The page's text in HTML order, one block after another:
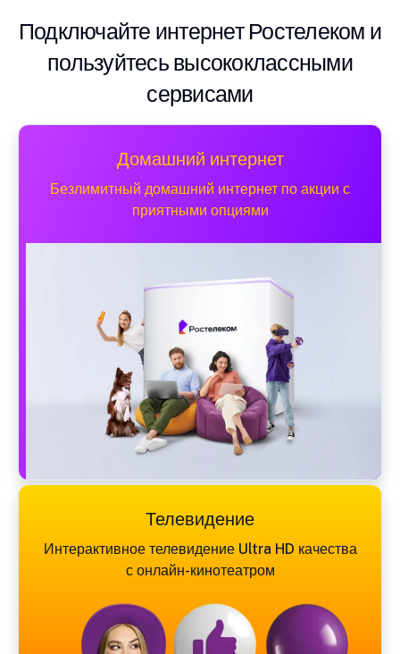
Подключайте интернет Ростелеком и
пользуйтесь высококлассными
сервисами
Домашний интернет
Безлимитный домашний интернет по акции с
приятными опциями
Телевидение
Интерактивное телевидение Ultra HD качества
с онлайн-кинотеатром